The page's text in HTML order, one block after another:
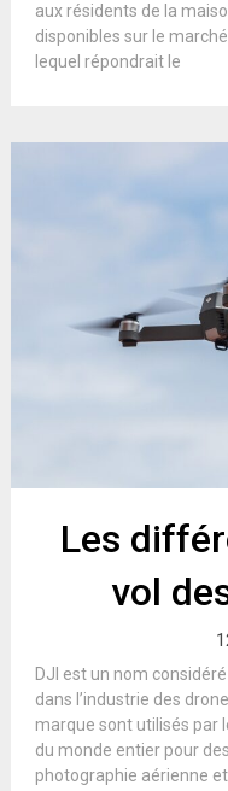
aux résidents de la
disponibles sur le
lequel répondrait le
Les
vol
DJI est un nom
dans l’industrie des
marque sont utilisés par
du monde entier pour
photographie aérienne